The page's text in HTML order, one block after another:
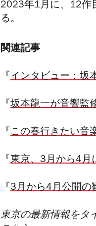
2023年1月に、12作
る。
関連記事
『 インタビュー：坂
『 坂本龍一が音響監
『 この春行きたい音
『 東京、3月から4月
『 3月から4月公開の
東京の最新情報をタ